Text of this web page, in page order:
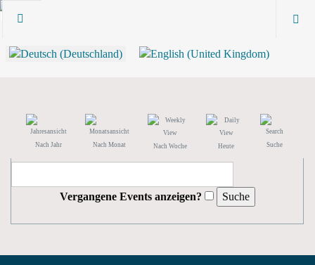
Nach Jahr Nach Monat Nach Woche Heute Suche
Vergangene Events anzeigen?